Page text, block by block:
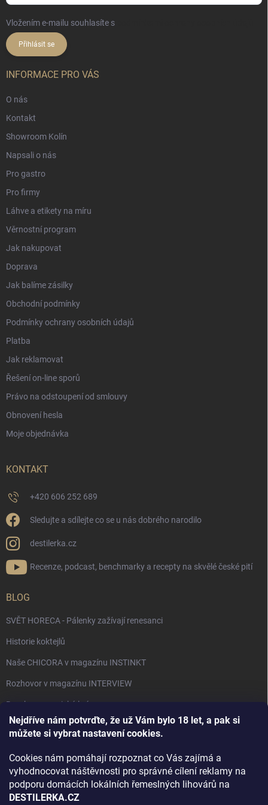
Nejdříve nám potvrďte, že už Vám bylo 18 let, a pak si
můžete si vybrat nastavení cookies.
Cookies nám pomáhají rozpoznat co Vás zajímá a
vyhodnocovat náštěvnosti pro správné cílení reklamy na
podporu domácích lokálních řemeslných lihovárů na
DESTILERKA.CZ
Vložením e-mailu souhlasíte s
Přihlásit se
INFORMACE PRO VÁS
O nás
Kontakt
Showroom Kolín
Napsali o nás
Pro gastro
Pro firmy
Láhve a etikety na míru
Věrnostní program
Jak nakupovat
Doprava
Jak balíme zásilky
Obchodní podmínky
Podmínky ochrany osobních údajů
Platba
Jak reklamovat
Řešení on-line sporů
Právo na odstoupení od smlouvy
Obnovení hesla
Moje objednávka
KONTAKT
+420 606 252 689
Sledujte a sdílejte co se u nás dobrého narodilo
destilerka.cz
Recenze, podcast, benchmarky a recepty na skvělé české pití
BLOG
SVĚT HORECA - Pálenky zažívají renesanci
Historie koktejlů
Naše CHICORA v magazínu INSTINKT
Rozhovor v magazínu INTERVIEW
Bourbon, americká krása.
Napsali v TÝDNU o naší práci
Rozhovor s DESTILERKA.CZ v magazínu DRINKING-CAT
Jak vybrat dárek na Vánoce